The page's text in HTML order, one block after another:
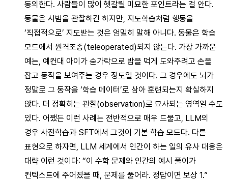
동의한다. 사람들이 많이 헷갈릴 미묘한 포인트라는 걸 안다.
동물은 시범을 관찰하긴 하지만, 지도학습처럼 행동을
‘직접적으로’ 지도받는 것은 엄밀히 말해 아니다. 동물은 학습
모드에서 원격조종(teleoperated)되지 않는다. 가장 가까운
예는, 예컨대 아이가 숟가락으로 밥을 먹게 도와주려고 손을
잡고 동작을 보여주는 경우 정도일 것이다. 그 경우에도 뇌가
정말로 그 동작을 ‘학습 데이터’로 삼아 훈련되는지 확실하지
않다. 더 정확히는 관찰(observation)로 묘사되는 영역일 수도
있다. 어쨌든 이런 사례는 전반적으로 매우 드물고, LLM의
경우 사전학습과 SFT에서 그것이 기본 학습 모드다. 다른
표현으로 하자면, LLM 세계에서 인간이 하는 일의 유사 대응은
대략 이런 것이다: “이 수학 문제와 인간의 예시 풀이가
컨텍스트에 주어졌을 때, 문제를 풀어라. 정답이면 보상 1.”